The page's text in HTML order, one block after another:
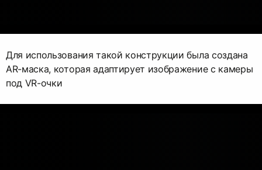
Для использования такой конструкции была создана
AR-маска, которая адаптирует изображение с камеры
под VR-очки